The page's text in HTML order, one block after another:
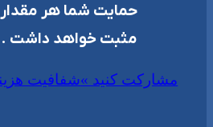
حمایت شما هر
مثبت خواهد داشت .
مشارکت کنید »شفافیت